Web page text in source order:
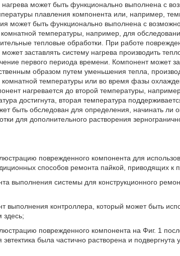
может быть функционально выполнена с
плавления компонента или, например,
может быть функционально выполнена с
температуры, например, для
тепловые обработки. При работе
заставлять систему нагрева производить
первого периода времени. Компонент может
образом путем уменьшения тепла,
температуры или во время фазы
нагревается до второй температуры,
достигнута, вторая температура
быть обследован для определения, начинать ли
для дополнительного растворения
поврежденного компонента для
способов ремонта пайкой, приводящих к
выполнения системы для конструкционного
выполнения контроллера, который может быть
здесь;
поврежденного компонента на Фиг. 1
была частично растворена и подвергнута